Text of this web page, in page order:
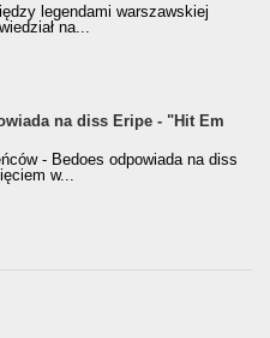
legendami warszawskiej
na...
na diss Eripe - "Hit Em
- Bedoes odpowiada na diss
w...